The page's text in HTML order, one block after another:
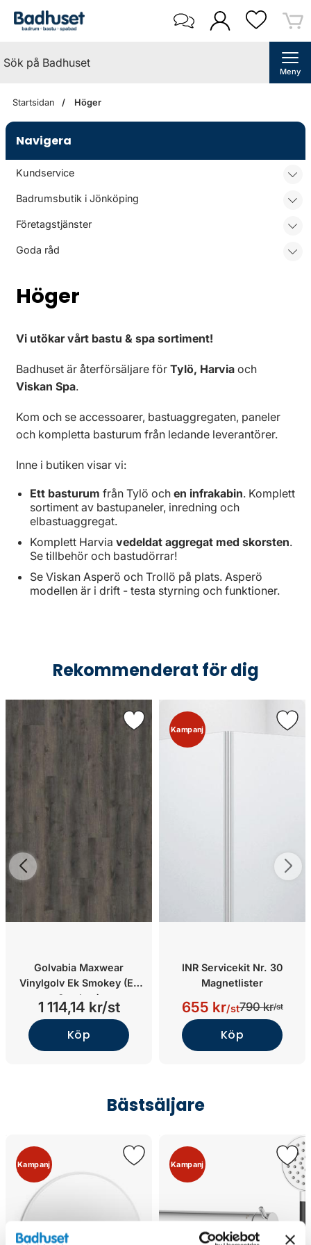
Meny
Startsidan Höger
Navigera
Kundservice
Badrumsbutik i Jönköping
Företagstjänster
Goda råd
Höger
Vi utökar vårt bastu & spa sortiment!
Badhuset är återförsäljare för Tylö, Harvia och
Viskan Spa.
Kom och se accessoarer, bastuaggregaten, paneler
och kompletta basturum från ledande leverantörer.
Inne i butiken visar vi:
Ett basturum från Tylö och en infrakabin. Komplett
sortiment av bastupaneler, inredning och
elbastuaggregat.
Komplett Harvia vedeldat aggregat med skorsten.
Se tillbehör och bastudörrar!
Se Viskan Asperö och Trollö på plats. Asperö
modellen är i drift - testa styrning och funktioner.
Rekommenderat för dig
Golvabia Maxwear
Vinylgolv Ek Smokey (Ek
Smokey)
1 114,14 kr/st
Köp
Kampanj
INR Servicekit Nr. 30
Magnetlister
655 kr/st790 kr/st
Köp
Bästsäljare
Kampanj Kampanj